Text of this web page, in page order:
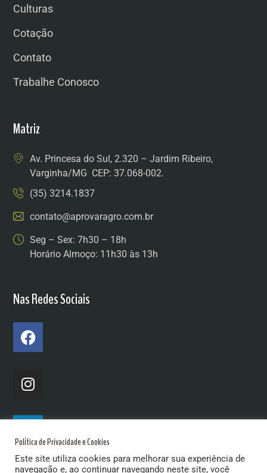
Culturas
Cotação
Contato
Trabalhe Conosco
Matriz
Av. Princesa do Sul, 2.320 – Jardim Ribeiro,
Varginha/MG CEP: 37.068-002.
(35) 3214.1837
contato@aprovaragro.com.br
Seg – Sex: 7h30 – 18h
Horário Almoço: 11h30 às 13h
Nas Redes Sociais
Política de Privacidade e Cookies
Este site utiliza cookies para melhorar sua experiência de
navegação e, ao continuar navegando neste site, você